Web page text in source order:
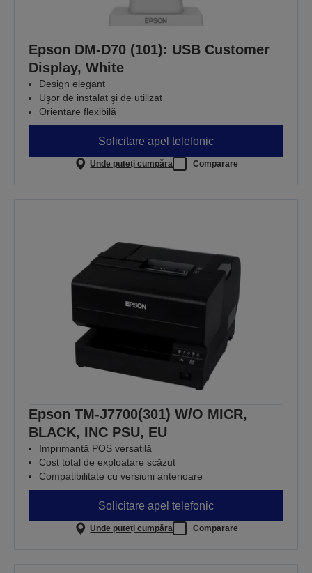
Epson DM-D70 (101): USB Customer
Display, White
Design elegant
Uşor de instalat şi de utilizat
Orientare flexibilă
Solicitare apel telefonic
Unde puteți cumpăra Comparare
Epson TM-J7700(301) W/O MICR,
BLACK, INC PSU, EU
Imprimantă POS versatilă
Cost total de exploatare scăzut
Compatibilitate cu versiuni anterioare
Solicitare apel telefonic
Unde puteți cumpăra Comparare